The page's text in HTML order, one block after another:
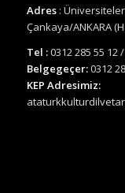
Adres :
Çankaya/ANKARA
Tel :0312 285 55 12
Belgegeçer:0312
KEP Adresimiz: